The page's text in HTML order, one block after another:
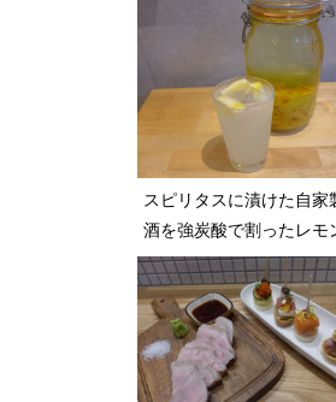
スピリタスに漬けた自家
酒を強炭酸で割ったレモ